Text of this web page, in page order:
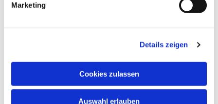
Marketing
Details zeigen
Cookies zulassen
Auswahl erlauben